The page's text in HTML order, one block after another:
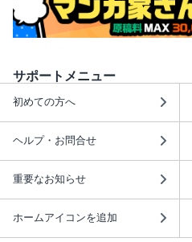
サポートメニュー
初めての方へ
ヘルプ・お問合せ
重要なお知らせ
ホームアイコンを追加